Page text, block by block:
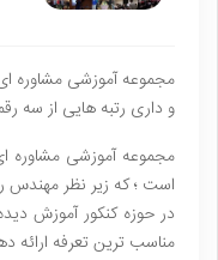
و داری رتبه هایی از سه
مجموعه آموزشی
در حوزه کنکور آموزش
مناسب ترین تعرفه ارائه